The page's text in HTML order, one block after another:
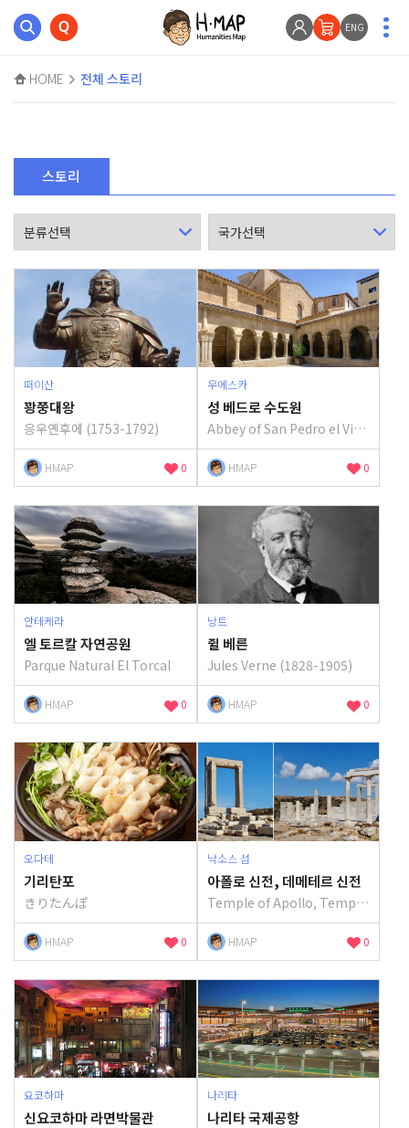
ENG
HOME 전체 스토리
스토리
떠이산
꽝쭝대왕
응우옌후에 (1753-1792)
0
HMAP
우에스카
성 베드로 수도원
Abbey of San Pedro el Viejo
0
HMAP
안테케라
엘 토르칼 자연공원
Parque Natural El Torcal
0
HMAP
낭트
쥘 베른
Jules Verne (1828-1905)
0
HMAP
오다테
기리탄포
きりたんぽ
0
HMAP
낙소스 섬
아폴로 신전, 데메테르 신전
Temple of Apollo, Temple of Demetra
0
HMAP
요코하마
신요코하마 라면박물관
나리타
나리타 국제공항